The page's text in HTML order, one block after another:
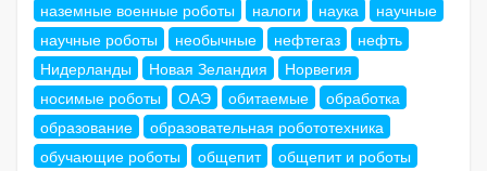
наземные военные роботы
налоги наука
научные
научные роботы
необычные нефтегаз
нефть
Нидерланды
Новая Зеландия
Норвегия
носимые роботы
ОАЭ обитаемые
обработка
образование
образовательная робототехника
обучающие роботы
общепит
общепит и роботы